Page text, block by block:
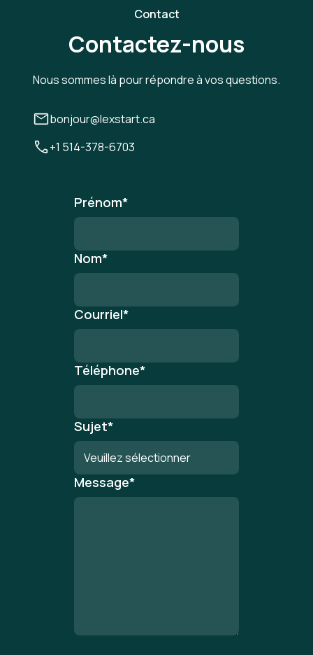
Contact
Contactez-nous
Nous sommes là pour répondre à vos questions.
bonjour@lexstart.ca
+1 514-378-6703
Prénom*
Nom*
Courriel*
Téléphone*
Sujet*
Message*